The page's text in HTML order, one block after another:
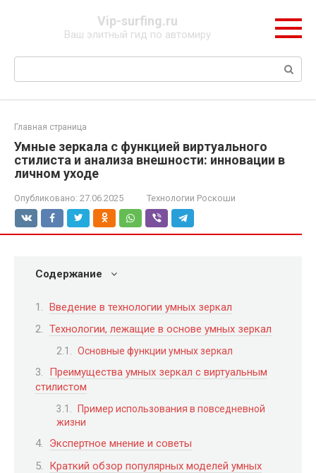
Vip-surfing.ru
Ваш элитный гид по автомиру
Поиск:
Главная страница
Умные зеркала с функцией виртуального
стилиста и анализа внешности: инновации в
личном уходе
Опубликовано: 27.06.2025 Технологии Роскоши
Содержание
Введение в технологии умных зеркал
Технологии, лежащие в основе умных зеркал
Основные функции умных зеркал
Преимущества умных зеркал с виртуальным
стилистом
Пример использования в повседневной
жизни
Экспертное мнение и советы
Краткий обзор популярных моделей умных